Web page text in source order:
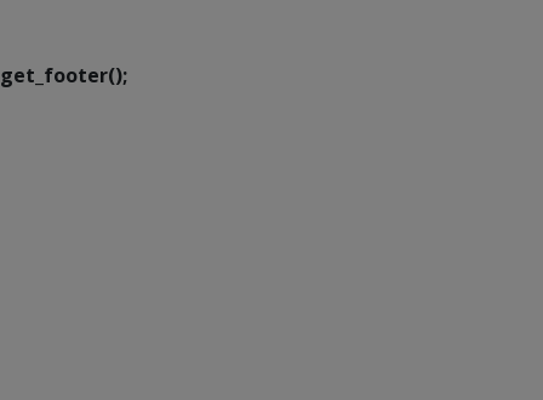
get_footer();